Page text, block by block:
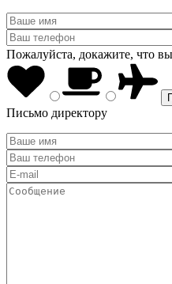
Пожалуйста, докажите, что
Письмо директору